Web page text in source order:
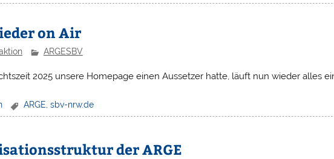
on Air
ARGESBV
2025 unsere Homepage einen Aussetzer hatte, läuft nun wieder alles
ARGE, sbv-nrw.de
der ARGE